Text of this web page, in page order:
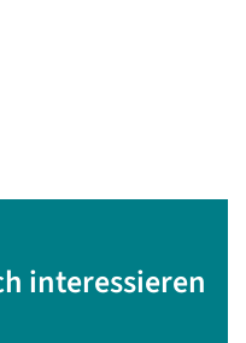
interessieren